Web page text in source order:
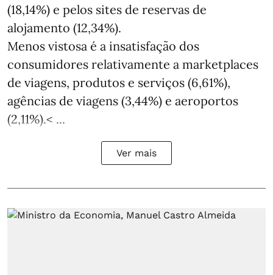
(18,14%) e pelos sites de reservas de
alojamento (12,34%).
Menos vistosa é a insatisfação dos
consumidores relativamente a marketplaces
de viagens, produtos e serviços (6,61%),
agências de viagens (3,44%) e aeroportos
(2,11%).< ...
Ver mais